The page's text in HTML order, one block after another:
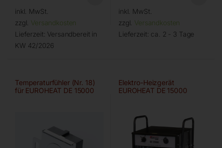
inkl. MwSt.
zzgl. Versandkosten
Lieferzeit: Versandbereit in
KW 42/2026
inkl. MwSt.
zzgl. Versandkosten
Lieferzeit: ca. 2 - 3 Tage
Temperaturfühler (Nr. 18)
für EUROHEAT DE 15000
Elektro-Heizgerät
EUROHEAT DE 15000